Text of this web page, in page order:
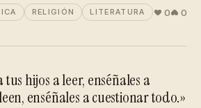
RELIGIÓN LITERATURA 0 0
tus hijos a leer, enséñales a
enséñales a cuestionar todo.»